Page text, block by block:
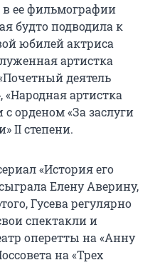
в ее фильмографии
будто подводила к
юбилей актриса
артистка
деятель
«Народная артистка
орденом «За заслуги
II степени.
«История его
Елену Аверину,
Гусева регулярно
спектакли и
оперетты на «Анну
на «Трех